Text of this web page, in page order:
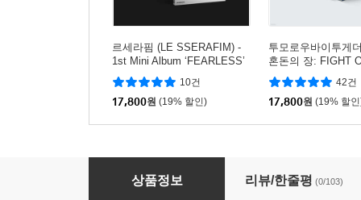
르세라핌 (LE SSERAFIM) -
1st Mini Album ‘FEARLESS’
[버전 2종 중 1종 랜덤 발송]
10건
17,800원 (19% 할인)
투모로우바이투게
혼돈의 장: FIGHT
PE [2종 중 1종 랜
42건
17,800원 (19% 할
IVE (아이브) - LOVE DIVE [버전 3종 중 1종 랜
상품정보 리뷰/한줄평 (0/103)